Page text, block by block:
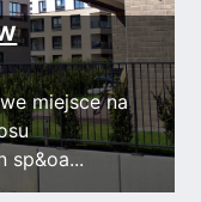
miejsce na
sp&oa...